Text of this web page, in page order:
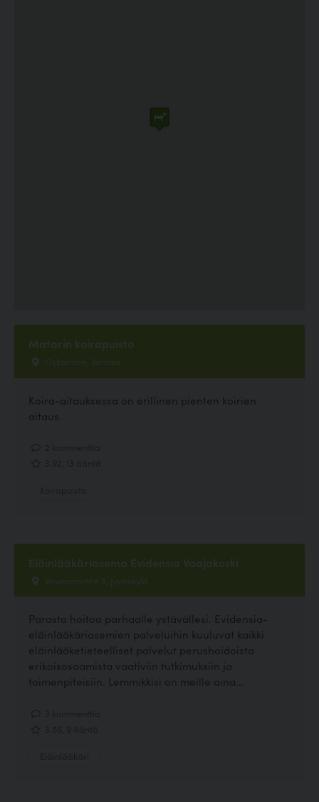
Matarin koirapuisto
Oskarintie, Vantaa
Koira-aitauksessa on erillinen pienten koirien
aitaus.
Eläinlääkäriasema Evidensia Vaajakoski
Vesmannintie 6, Jyväskylä
Parasta hoitoa parhaalle ystävällesi. Evidensia-
eläinlääkäriasemien palveluihin kuuluvat kaikki
eläinlääketieteelliset palvelut perushoidoista
erikoisosaamista vaativiin tutkimuksiin ja
toimenpiteisiin. Lemmikkisi on meille aina...